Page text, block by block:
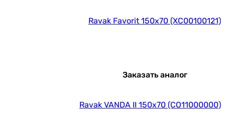
Ravak Favorit 150x70 (XC00100121)
Заказать аналог
Ravak VANDA II 150x70 (CO11000000)